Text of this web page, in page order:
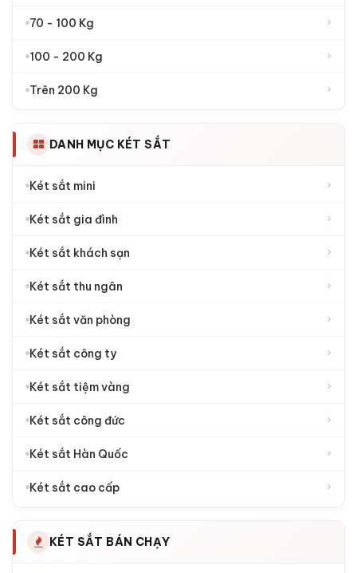
70 - 100 Kg ›
100 - 200 Kg ›
Trên 200 Kg ›
DANH MỤC KÉT SẮT
Két sắt mini ›
Két sắt gia đình ›
Két sắt khách sạn ›
Két sắt thu ngân ›
Két sắt văn phòng ›
Két sắt công ty ›
Két sắt tiệm vàng ›
Két sắt công đức ›
Két sắt Hàn Quốc ›
Két sắt cao cấp ›
KÉT SẮT BÁN CHẠY